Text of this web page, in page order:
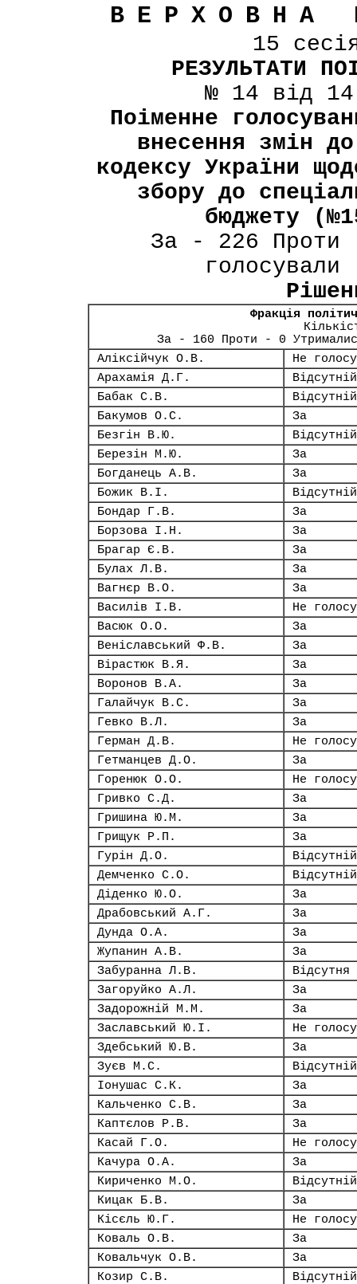
ВЕРХОВНА
15
РЕЗУЛЬТАТИ
№ 14 від
Поіменне
внесення змін
кодексу України
збору до
бюджету
За - 226 Проти
Фракція
За - 160 Проти - 0
Аліксійчук О.В.
Не
Арахамія Д.Г.
Відсутній
Бабак С.В.
Відсутній
Бакумов О.С.
За
Безгін В.Ю.
Відсутній
Березін М.Ю.
За
Богданець А.В.
За
Божик В.І.
Відсутній
Бондар Г.В.
За
Борзова І.Н.
За
Брагар Є.В.
За
Булах Л.В.
За
Вагнєр В.О.
За
Василів І.В.
Не
Васюк О.О.
За
Веніславський Ф.В.
За
Вірастюк В.Я.
За
Воронов В.А.
За
Галайчук В.С.
За
Гевко В.Л.
За
Герман Д.В.
Не
Гетманцев Д.О.
За
Горенюк О.О.
Не
Гривко С.Д.
За
Гришина Ю.М.
За
Грищук Р.П.
За
Гурін Д.О.
Відсутній
Демченко С.О.
Відсутній
Діденко Ю.О.
За
Драбовський А.Г.
За
Дунда О.А.
За
Жупанин А.В.
За
Забуранна Л.В.
Відсутня
Загоруйко А.Л.
За
Задорожній М.М.
За
Заславський Ю.І.
Не
Здебський Ю.В.
За
Зуєв М.С.
Відсутній
Іонушас С.К.
За
Кальченко С.В.
За
Каптєлов Р.В.
За
Касай Г.О.
Не
Качура О.А.
За
Кириченко М.О.
Відсутній
Кицак Б.В.
За
Кісєль Ю.Г.
Не
Коваль О.В.
За
Ковальчук О.В.
За
Козир С.В.
Відсутній